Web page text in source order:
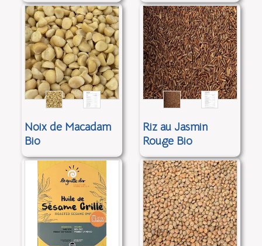
Noix de Macadam
Bio
Riz au Jasmin
Rouge Bio